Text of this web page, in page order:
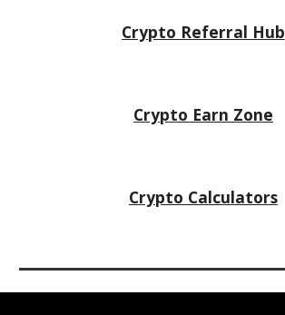
Crypto Referral Hub
Crypto Earn Zone
Crypto Calculators